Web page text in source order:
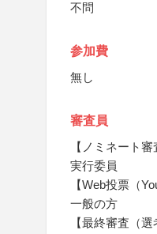
不問
参加費
無し
審査員
【ノミネート審
実行委員
【Web投票（
一般の方
【最終審査（選